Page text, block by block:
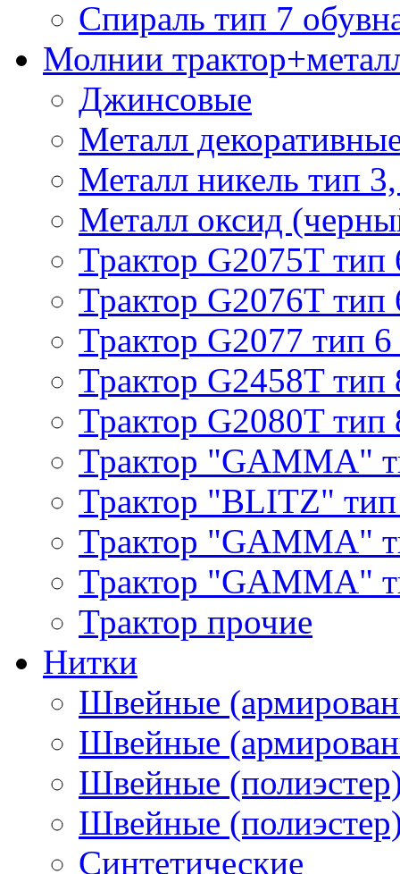
Спираль тип 7
Молнии
Джинсовые
Металл
Металл никель тип
Металл оксид
Трактор G2075T тип
Трактор G2076T тип
Трактор G2077 тип 6
Трактор G2458T тип
Трактор G2080T тип
Трактор "GAMMA"
Трактор "BLITZ"
Трактор "GAMMA"
Трактор "GAMMA"
Трактор прочие
Нитки
Швейные
Швейные
Швейные
Швейные
Синтетические